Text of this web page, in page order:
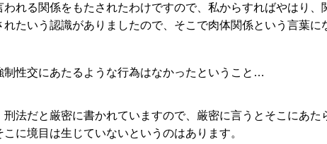
れる関係をもたされたわけですので、私からすればやはり、
たいう認識がありましたので、そこで肉体関係という言葉に
制性交にあたるような行為はなかったということ…
刑法だと厳密に書かれていますので、厳密に言うとそこにあた
に境目は生じていないというのはあります。